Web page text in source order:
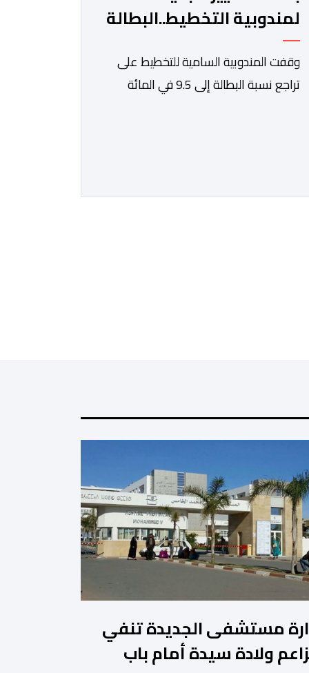
لمندوبية التخطيط..البطالة
تنخفض إلى 9.5 في المائة
وقفت المندوبية السامية للتخطيط على
تراجع نسبة البطالة إلى 9.5 في المائة
الشغل، يتعين التذكير بأن هذه الأخيرة،
مستشفى الجديدة تنفي
ولادة سيدة أمام باب